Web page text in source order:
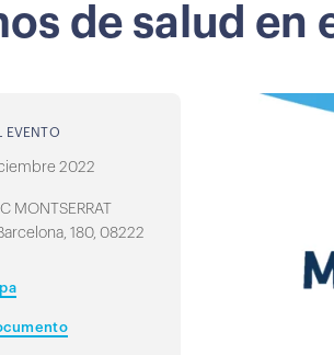
de salud en
EVENTO
2022
MONTSERRAT
180, 08222